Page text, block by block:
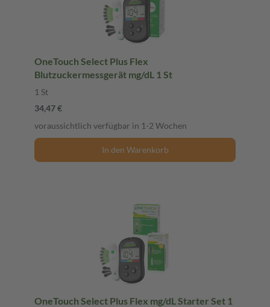
OneTouch Select Plus Flex
Blutzuckermessgerät mg/dL 1 St
1 St
34,47 €
voraussichtlich verfügbar in 1-2 Wochen
In den Warenkorb
OneTouch Select Plus Flex mg/dL Starter Set 1